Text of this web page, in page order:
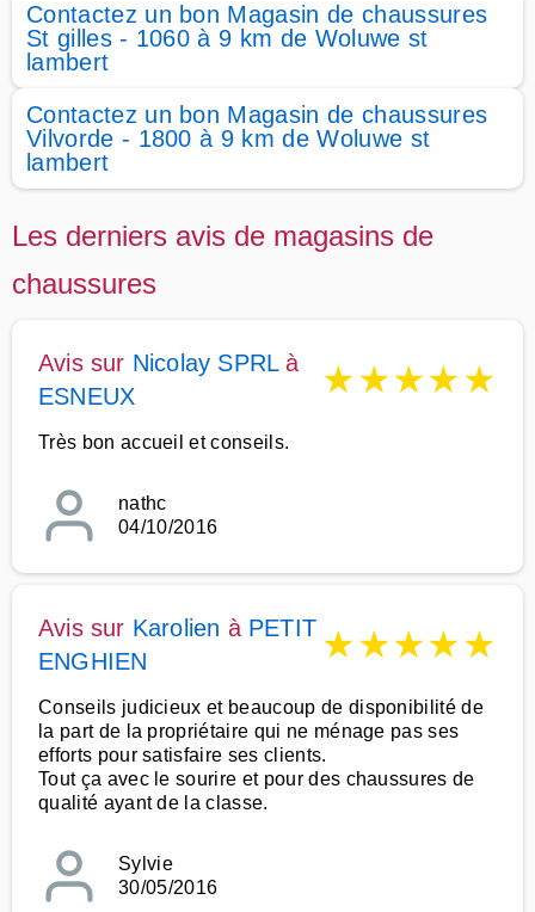
Contactez un bon Magasin de chaussures
St gilles - 1060 à 9 km de Woluwe st
lambert
Contactez un bon Magasin de chaussures
Vilvorde - 1800 à 9 km de Woluwe st
lambert
Les derniers avis de magasins de
chaussures
Avis sur Nicolay SPRLà
ESNEUX
★★★★★
Très bon accueil et conseils.
nathc
04/10/2016
Avis sur Karolien à PETIT
ENGHIEN
★★★★★
Conseils judicieux et beaucoup de disponibilité de
la part de la propriétaire qui ne ménage pas ses
efforts pour satisfaire ses clients.
Tout ça avec le sourire et pour des chaussures de
qualité ayant de la classe.
Sylvie
30/05/2016